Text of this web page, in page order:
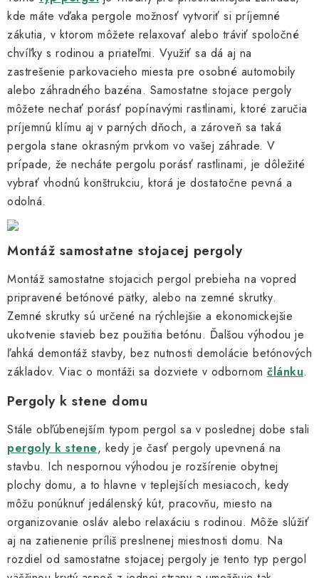
kde máte vďaka pergole možnosť vytvoriť si príjemné
zákutia, v ktorom môžete relaxovať alebo tráviť spoločné
chvíľky s rodinou a priateľmi. Využiť sa dá aj na
zastrešenie parkovacieho miesta pre osobné automobily
alebo záhradného bazéna. Samostatne stojace pergoly
môžete nechať porásť popínavými rastlinami, ktoré zaručia
príjemnú klímu aj v parných dňoch, a zároveň sa taká
pergola stane okrasným prvkom vo vašej záhrade. V
prípade, že necháte pergolu porásť rastlinami, je dôležité
vybrať vhodnú konštrukciu, ktorá je dostatočne pevná a
odolná.
Montáž samostatne stojacej pergoly
Montáž samostatne stojacich pergol prebieha na vopred
pripravené betónové pätky, alebo na zemné skrutky.
Zemné skrutky sú určené na rýchlejšie a ekonomickejšie
ukotvenie stavieb bez použitia betónu. Ďalšou výhodou je
ľahká demontáž stavby, bez nutnosti demolácie betónových
základov. Viac o montáži sa dozviete v odbornom článku.
Pergoly k stene domu
Stále obľúbenejším typom pergol sa v poslednej dobe stali
pergoly k stene, kedy je časť pergoly upevnená na
stavbu. Ich nespornou výhodou je rozšírenie obytnej
plochy domu, a to hlavne v teplejších mesiacoch, kedy
môžu ponúknuť jedálenský kút, pracovňu, miesto na
organizovanie osláv alebo relaxáciu s rodinou. Môže slúžiť
aj na zatienenie príliš preslnenej miestnosti domu. Na
rozdiel od samostatne stojacej pergoly je tento typ pergol